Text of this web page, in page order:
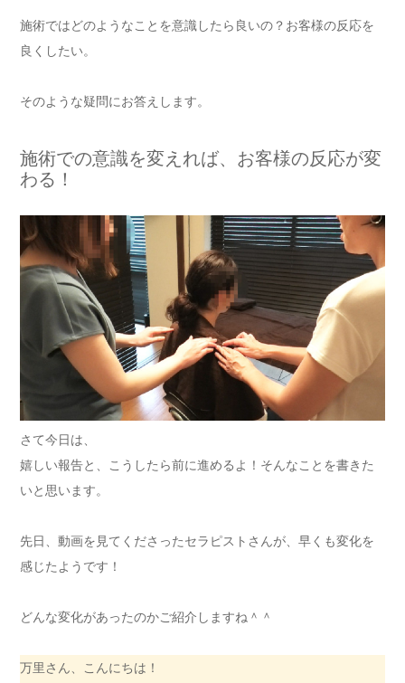
施術ではどのようなことを意識したら良いの？お客様の反応を
良くしたい。
そのような疑問にお答えします。
施術での意識を変えれば、お客様の反応が変
わる！
さて今日は、
嬉しい報告と、こうしたら前に進めるよ！そんなことを書きた
いと思います。
先日、動画を見てくださったセラピストさんが、早くも変化を
感じたようです！
どんな変化があったのかご紹介しますね＾＾
万里さん、こんにちは！